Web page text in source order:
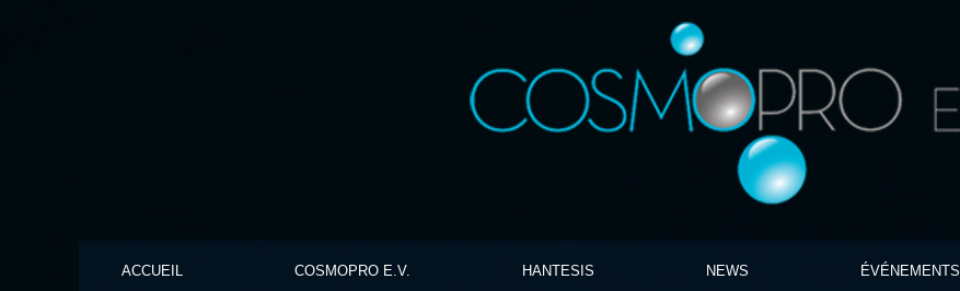
ACCUEIL COSMOPRO E.V. HANTESIS NEWS ÉVÉNEMENTS